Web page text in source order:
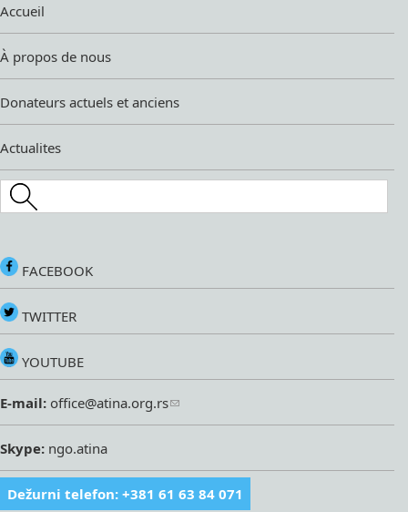
Accueil
À propos de nous
Donateurs actuels et anciens
Actualites
Search this site
FACEBOOK
TWITTER
YOUTUBE
E-mail: office@atina.org.rs
Skype: ngo.atina
Dežurni telefon: +381 61 63 84 071